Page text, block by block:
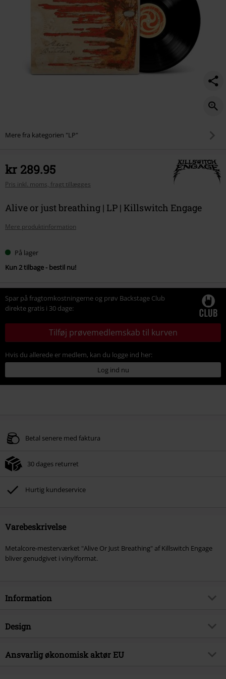
Mere fra kategorien "LP"
kr 289.95
Pris inkl. moms, fragt tillægges
Alive or just breathing | LP | Killswitch Engage
Mere produktinformation
På lager
Kun 2 tilbage - bestil nu!
Spar på fragtomkostningerne og prøv Backstage Club
direkte gratis i 30 dage:
Tilføj prøvemedlemskab til kurven
Hvis du allerede er medlem, kan du logge ind her:
Log ind nu
Betal senere med faktura
30 dages returret
Hurtig kundeservice
Varebeskrivelse
Metalcore-mesterværket "Alive Or Just Breathing" af Killswitch Engage
bliver genudgivet i vinylformat.
Information
Artikelnr.
Musikgenre
Metalcore
Design
Produkttype
LP
Ansvarlig økonomisk aktør EU